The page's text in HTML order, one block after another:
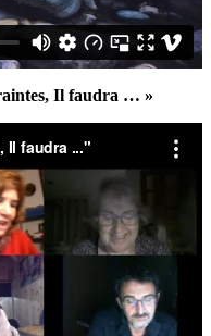
Il faudra … »